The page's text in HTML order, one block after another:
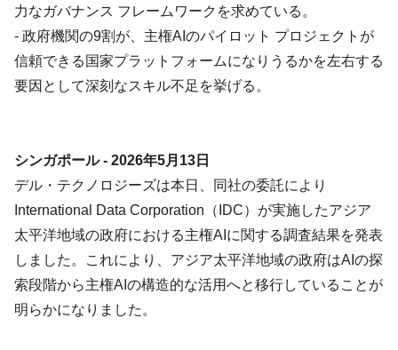
力なガバナンス フレームワークを求めている。
- 政府機関の9割が、主権AIのパイロット プロジェクトが
信頼できる国家プラットフォームになりうるかを左右する
要因として深刻なスキル不足を挙げる。
シンガポール - 2026年5月13日
デル・テクノロジーズは本日、同社の委託により
International Data Corporation（IDC）が実施したアジア
太平洋地域の政府における主権AIに関する調査結果を発表
しました。これにより、アジア太平洋地域の政府はAIの探
索段階から主権AIの構造的な活用へと移行していることが
明らかになりました。